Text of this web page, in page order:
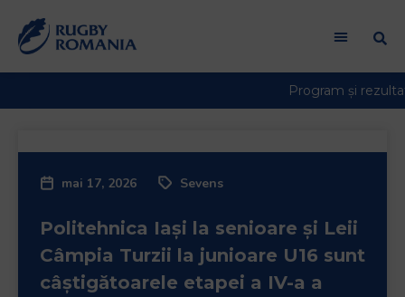
in
mai 17, 2026 Sevens
Politehnica Iași la senioare și Leii
Câmpia Turzii la junioare U16 sunt
câștigătoarele etapei a IV-a a